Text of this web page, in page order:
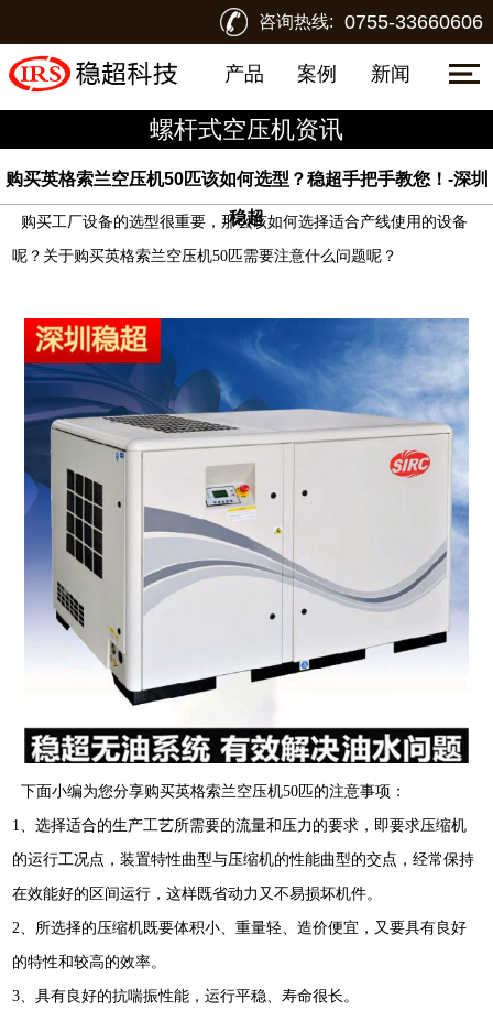
咨询热线: 0755-33660606
产品 案例 新闻
螺杆式空压机资讯
购买英格索兰空压机50匹该如何选型？稳超手把手教您！-深圳
稳超
购买工厂设备的选型很重要，那么该如何选择适合产线使用的设备
呢？关于购买英格索兰空压机50匹需要注意什么问题呢？
下面小编为您分享购买英格索兰空压机50匹的注意事项 ：
1、选择适合的生产工艺所需要的流量和压力的要求，即要求压缩机
的运行工况点，装置特性曲型与压缩机的性能曲型的交点，经常保持
在效能好的区间运行，这样既省动力又不易损坏机件。
2、所选择的压缩机既要体积小、重量轻、造价便宜，又要具有良好
的特性和较高的效率。
3、具有良好的抗喘振性能，运行平稳、寿命很长。